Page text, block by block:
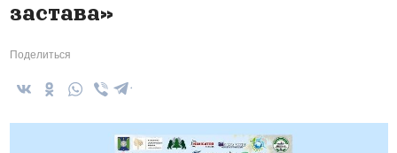
застава»
Поделиться